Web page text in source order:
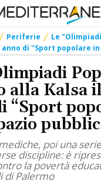
Periferie
Le
di "Sport popolare
alla Kalsa
“Sport
poi una
discipline: è
la povertà
di Palermo